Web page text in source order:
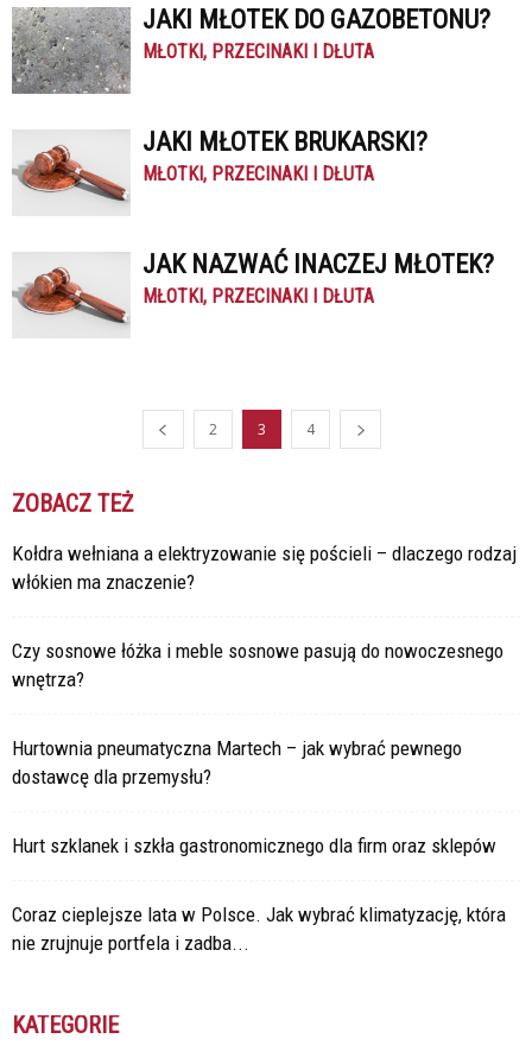
JAKI MŁOTEK DO GAZOBETONU?
MŁOTKI, PRZECINAKI I DŁUTA
JAKI MŁOTEK BRUKARSKI?
MŁOTKI, PRZECINAKI I DŁUTA
JAK NAZWAĆ INACZEJ MŁOTEK?
MŁOTKI, PRZECINAKI I DŁUTA
2 3 4
ZOBACZ TEŻ
Kołdra wełniana a elektryzowanie się pościeli – dlaczego rodzaj
włókien ma znaczenie?
Czy sosnowe łóżka i meble sosnowe pasują do nowoczesnego
wnętrza?
Hurtownia pneumatyczna Martech – jak wybrać pewnego
dostawcę dla przemysłu?
Hurt szklanek i szkła gastronomicznego dla firm oraz sklepów
Coraz cieplejsze lata w Polsce. Jak wybrać klimatyzację, która
nie zrujnuje portfela i zadba...
KATEGORIE